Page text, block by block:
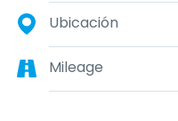
Ubicación
Mileage